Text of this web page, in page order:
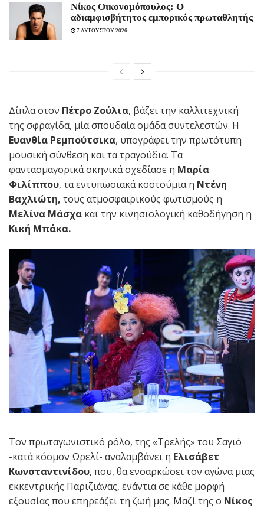
Νίκος Οικονομόπουλος: Ο
αδιαμφισβήτητος εμπορικός πρωταθλητής
7 ΑΥΓΟΥΣΤΟΥ 2026
Δίπλα στον Πέτρο Ζούλια, βάζει την καλλιτεχνική
της σφραγίδα, μία σπουδαία ομάδα συντελεστών. Η
Ευανθία Ρεμπούτσικα, υπογράφει την πρωτότυπη
μουσική σύνθεση και τα τραγούδια. Τα
φαντασμαγορικά σκηνικά σχεδίασε η Μαρία
Φιλίππου, τα εντυπωσιακά κοστούμια η Ντένη
Βαχλιώτη, τους ατμοσφαιρικούς φωτισμούς η
Μελίνα Μάσχα και την κινησιολογική καθοδήγηση η
Κική Μπάκα.
Τον πρωταγωνιστικό ρόλο, της «Τρελής» του Σαγιό
-κατά κόσμον Ωρελί- αναλαμβάνει η Ελισάβετ
Κωνσταντινίδου, που, θα ενσαρκώσει τον αγώνα μιας
εκκεντρικής Παριζιάνας, ενάντια σε κάθε μορφή
εξουσίας που επηρεάζει τη ζωή μας. Μαζί της ο Νίκος